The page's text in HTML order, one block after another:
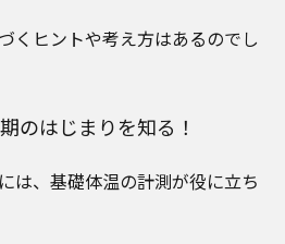
くヒントや考え方はあるのでし
のはじまりを知る！
は、基礎体温の計測が役に立ち